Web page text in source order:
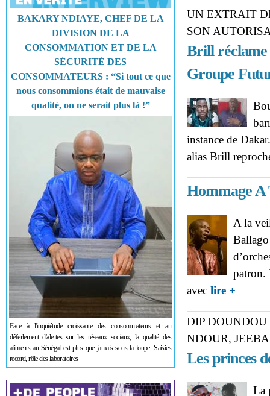
BAKARY NDIAYE, CHEF DE LA
DIVISION DE LA
CONSOMMATION ET DE LA
SÉCURITÉ DES
CONSOMMATEURS : “Si tout ce que
nous consommions était de mauvaise
qualité, on ne serait plus là !”
Face à l'inquiétude croissante des consommateurs et au
déferlement d'alertes sur les réseaux sociaux, la qualité des
aliments au Sénégal est plus que jamais sous la loupe. Saisies
record, rôle des laboratoires
UN EXTRAIT
SON
Brill réclame
Groupe
instance de
alias Brill
Hommage A
A la
patron.
avec lire +
DIP DOUNDOU
NDOUR,
Les princes
La